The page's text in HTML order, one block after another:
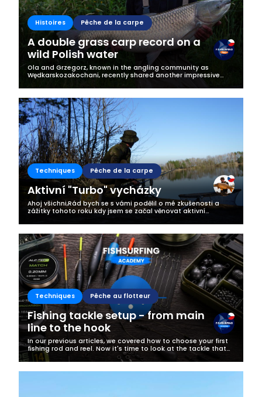
Histoires Pêche de la carpe
A double grass carp record on a
wild Polish water
Ola and Grzegorz, known in the angling community as
Wędkarskozakochani, recently shared another impressive
kilogram grass carp fell for...
Techniques Pêche de la carpe
Aktivní "Turbo" vycházky
Ahoj všichni,Rád bych se s vámi podělil o mé zkušenosti a
zážitky tohoto roku kdy jsem se začal věnovat aktivní
trpělivost na to nemám...
Techniques Pêche au flotteur
Fishing tackle setup - from main
line to the hook
In our previous articles, we covered how to choose your first
fishing rod and reel. Now it's time to look at the tackle that
connects everything together—the line, the float, the weights,
the...